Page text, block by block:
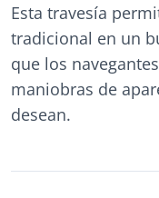
Esta travesía
tradicional en un
que los
maniobras de
desean.